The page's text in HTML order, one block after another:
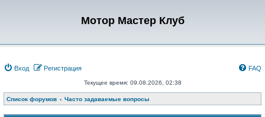
Мотор Мастер Клуб
Вход Регистрация FAQ
Текущее время: 09.08.2026, 02:38
Список форумов Часто задаваемые вопросы